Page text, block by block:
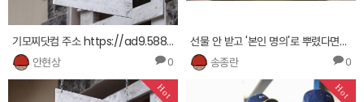
기모찌닷컴 주소 https://ad9.588bog.net ァ 기모찌닷컴 주소オ 기모찌닷컴 주소リ
안현상
0
선물 안 받고 '본인 명의'로 뿌렸다면?…대법 &quot;그것도 뇌물&quot;
송종란
0
Hot Hot